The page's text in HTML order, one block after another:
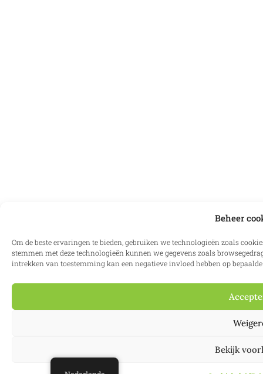
Beheer
Om de beste ervaringen te bieden, gebruiken we technologieën zoals
stemmen met deze technologieën kunnen we gegevens zoals
intrekken van toestemming kan een negatieve invloed hebben op
Bekijk